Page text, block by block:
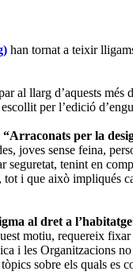
han tornat a teixir
al llarg d’aquests més
per l’edició
“Arraconats per la
joves sense feina,
tenint en
tot i que això impliqués
al dret a
motiu, requereix
i les Organitzacions
sobre els quals es